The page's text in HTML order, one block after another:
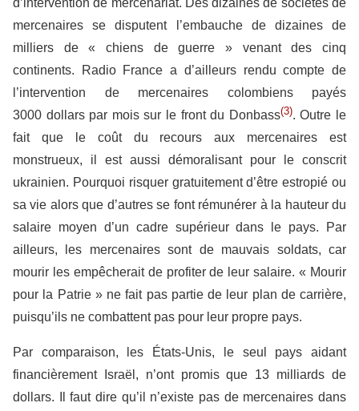
mercenaires se disputent l’embauche de dizaines de
milliers de « chiens de guerre » venant des cinq
continents. Radio France a d’ailleurs rendu compte de
l’intervention de mercenaires colombiens payés
3000 dollars par mois sur le front du Donbass(3). Outre le
fait que le coût du recours aux mercenaires est
monstrueux, il est aussi démoralisant pour le conscrit
ukrainien. Pourquoi risquer gratuitement d’être estropié ou
sa vie alors que d’autres se font rémunérer à la hauteur du
salaire moyen d’un cadre supérieur dans le pays. Par
ailleurs, les mercenaires sont de mauvais soldats, car
mourir les empêcherait de profiter de leur salaire. « Mourir
pour la Patrie » ne fait pas partie de leur plan de carrière,
puisqu’ils ne combattent pas pour leur propre pays.
Par comparaison, les États-Unis, le seul pays aidant
financièrement Israël, n’ont promis que 13 milliards de
dollars. Il faut dire qu’il n’existe pas de mercenaires dans